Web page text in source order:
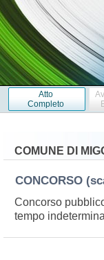
Atto
Completo
COMUNE DI
CONCORSO
Concorso
tempo